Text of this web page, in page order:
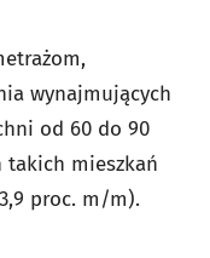
wynajmujących
od 60 do 90
takich mieszkań
proc. m/m).